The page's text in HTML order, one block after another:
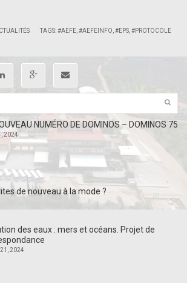
TAGS:#AEFE #AEFEINFO #EPS #PROTOCOLE
NUMÉRO DE DOMINOS – DOMINOS 75
2024
de nouveau à la mode ?
des eaux : mers et océans. Projet de
2024